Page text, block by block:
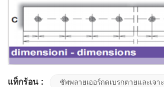
แท็กร้อน : ซัพพลายเออร์กดเบรกตายและเจาะ